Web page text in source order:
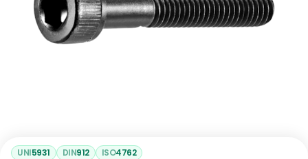
UNI5931 DIN912 ISO4762